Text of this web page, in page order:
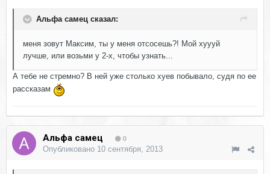
Альфа самец сказал:
меня зовут Максим, ты у меня отсосешь?! Мой хуууй
лучше, или возьми у 2-х, чтобы узнать...
А тебе не стремно? В ней уже столько хуев побывало, судя по ее
рассказам
Альфа самец 0
Опубликовано 10 сентября, 2013